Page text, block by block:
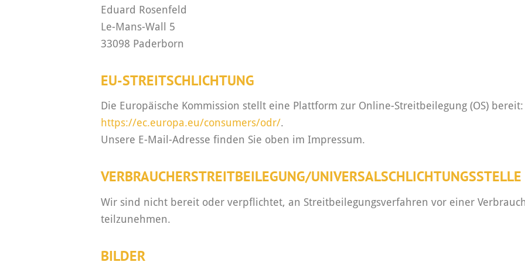
Eduard Rosenfeld
Le-Mans-Wall 5
33098 Paderborn
EU-STREITSCHLICHTUNG
Die Europäische Kommission stellt eine Plattform zur Online-Streitbeilegung (OS) bereit:
https://ec.europa.eu/consumers/odr/.
Unsere E-Mail-Adresse finden Sie oben im Impressum.
VERBRAUCHER­STREIT­BEILEGUNG/UNIVERSAL­SCHLICHTUNGS­STELLE
Wir sind nicht bereit oder verpflichtet, an Streitbeilegungsverfahren vor einer
teilzunehmen.
BILDER